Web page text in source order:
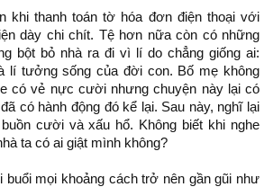
khi thanh toán tờ hóa đơn điện thoại với
dày chi chít. Tệ hơn nữa còn có những
bột bỏ nhà ra đi vì lí do chẳng giống ai:
lí tưởng sống của đời con. Bố mẹ không
có vẻ nực cười nhưng chuyện này lại có
có hành động đó kể lại. Sau này, nghĩ lại
cười và xấu hổ. Không biết khi nghe
ta có ai giật mình không?
buổi mọi khoảng cách trở nên gần gũi như